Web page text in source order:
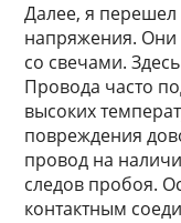
Далее, я
напряжения. Они
со свечами.
Провода часто
высоких
повреждения
провод на
следов пробоя.
контактным